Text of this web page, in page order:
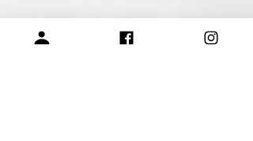
關於我們